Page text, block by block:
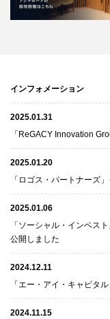
インフォメーション
2025.01.31
「ReGACY Innovation
2025.01.20
「ロゴス・パートナーズ
2025.01.06
「ソーシャル・インベス
公開しました
2024.12.11
「エー・アイ・キャピタ
2024.11.15